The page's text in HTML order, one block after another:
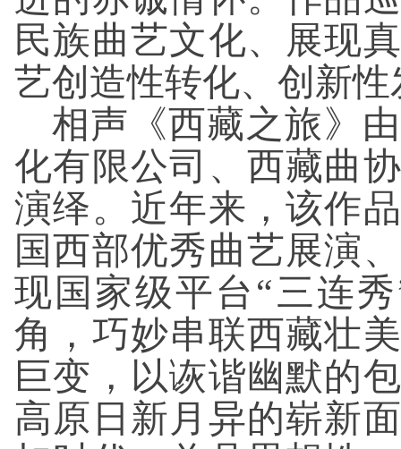
民族曲艺文化、展现
艺创造性转化、创新
相声《西藏之旅》
化有限公司、西藏曲
演绎。近年来，该作
国西部优秀曲艺展演
现国家级平台“三连
角，巧妙串联西藏壮
巨变，以诙谐幽默的
高原日新月异的崭新